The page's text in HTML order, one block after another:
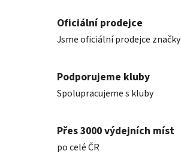
Oficiální prodejce
Jsme oficiální prodejce značky
Podporujeme kluby
Spolupracujeme s kluby
Přes 3000 výdejních míst
po celé ČR